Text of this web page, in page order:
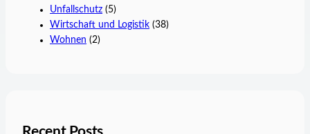
Unfallschutz (5)
Wirtschaft und Logistik (38)
Wohnen (2)